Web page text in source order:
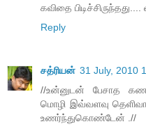
கவிதை
Reply
சத்ரியன் 31 July, 2010
//உன்னுடன் பேசாத
மொழி இவ்வளவு
உணர்ந்துகொண்டேன் .//